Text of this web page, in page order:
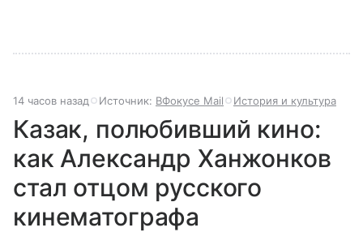
14 часов назад Источник: ВФокусе Mail История и культура
Казак, полюбивший кино:
как Александр Ханжонков
стал отцом русского
кинематографа